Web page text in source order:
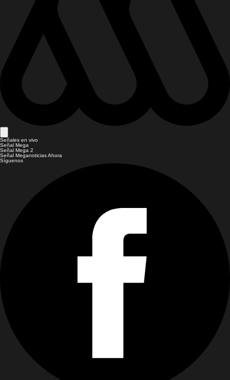
Señales en vivo
Señal Mega
Señal Mega 2
Señal Meganoticias Ahora
Síguenos